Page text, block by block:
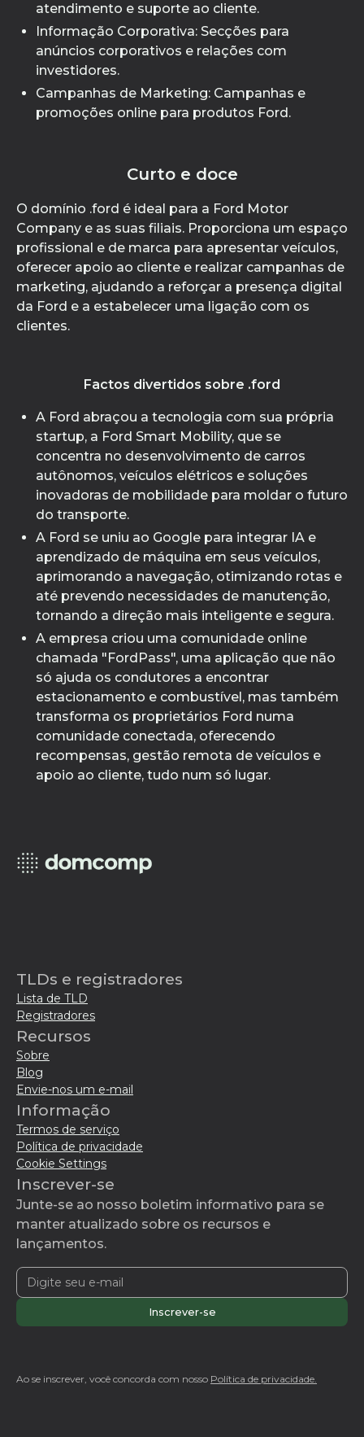
atendimento e suporte ao cliente.
Informação Corporativa: Secções para
anúncios corporativos e relações com
investidores.
Campanhas de Marketing: Campanhas e
promoções online para produtos Ford.
Curto e doce
O domínio .ford é ideal para a Ford Motor
Company e as suas filiais. Proporciona um espaço
profissional e de marca para apresentar veículos,
oferecer apoio ao cliente e realizar campanhas de
marketing, ajudando a reforçar a presença digital
da Ford e a estabelecer uma ligação com os
clientes.
Factos divertidos sobre .ford
A Ford abraçou a tecnologia com sua própria
startup, a Ford Smart Mobility, que se
concentra no desenvolvimento de carros
autônomos, veículos elétricos e soluções
inovadoras de mobilidade para moldar o futuro
do transporte.
A Ford se uniu ao Google para integrar IA e
aprendizado de máquina em seus veículos,
aprimorando a navegação, otimizando rotas e
até prevendo necessidades de manutenção,
tornando a direção mais inteligente e segura.
A empresa criou uma comunidade online
chamada "FordPass", uma aplicação que não
só ajuda os condutores a encontrar
estacionamento e combustível, mas também
transforma os proprietários Ford numa
comunidade conectada, oferecendo
recompensas, gestão remota de veículos e
apoio ao cliente, tudo num só lugar.
TLDs e registradores
Lista de TLD
Registradores
Recursos
Sobre
Blog
Envie-nos um e-mail
Informação
Termos de serviço
Política de privacidade
Cookie Settings
Inscrever-se
Junte-se ao nosso boletim informativo para se
manter atualizado sobre os recursos e
lançamentos.
Ao se inscrever, você concorda com nosso Política de privacidade.